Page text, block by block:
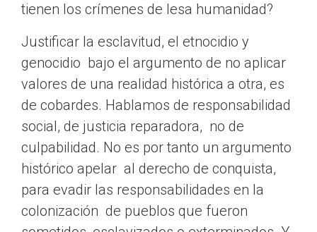
tienen los crímenes de lesa humanidad?
Justificar la esclavitud, el etnocidio y
genocidio bajo el argumento de no aplicar
valores de una realidad histórica a otra, es
de cobardes. Hablamos de responsabilidad
social, de justicia reparadora, no de
culpabilidad. No es por tanto un argumento
histórico apelar al derecho de conquista,
para evadir las responsabilidades en la
colonización de pueblos que fueron